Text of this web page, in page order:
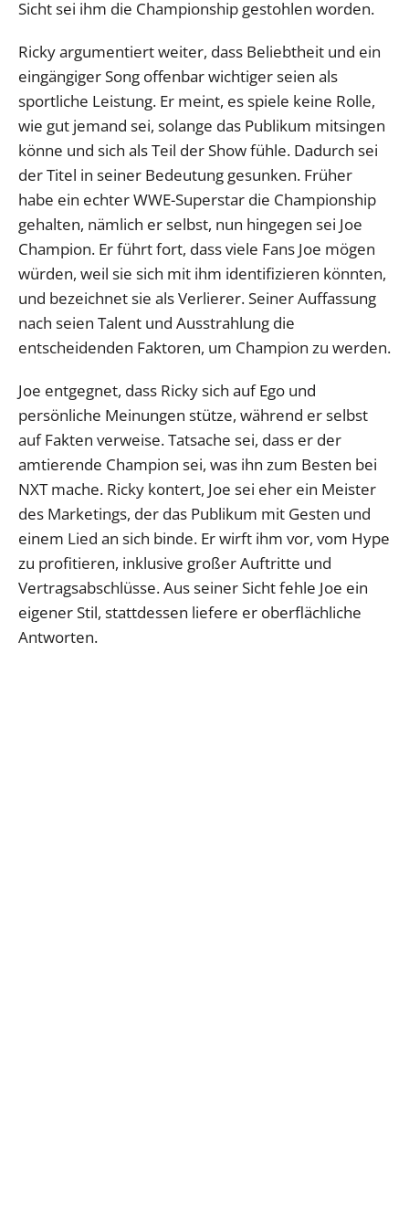
Sicht sei ihm die Championship gestohlen worden.
Ricky argumentiert weiter, dass Beliebtheit und ein
eingängiger Song offenbar wichtiger seien als
sportliche Leistung. Er meint, es spiele keine Rolle,
wie gut jemand sei, solange das Publikum mitsingen
könne und sich als Teil der Show fühle. Dadurch sei
der Titel in seiner Bedeutung gesunken. Früher
habe ein echter WWE-Superstar die Championship
gehalten, nämlich er selbst, nun hingegen sei Joe
Champion. Er führt fort, dass viele Fans Joe mögen
würden, weil sie sich mit ihm identifizieren könnten,
und bezeichnet sie als Verlierer. Seiner Auffassung
nach seien Talent und Ausstrahlung die
entscheidenden Faktoren, um Champion zu werden.
Joe entgegnet, dass Ricky sich auf Ego und
persönliche Meinungen stütze, während er selbst
auf Fakten verweise. Tatsache sei, dass er der
amtierende Champion sei, was ihn zum Besten bei
NXT mache. Ricky kontert, Joe sei eher ein Meister
des Marketings, der das Publikum mit Gesten und
einem Lied an sich binde. Er wirft ihm vor, vom Hype
zu profitieren, inklusive großer Auftritte und
Vertragsabschlüsse. Aus seiner Sicht fehle Joe ein
eigener Stil, stattdessen liefere er oberflächliche
Antworten.